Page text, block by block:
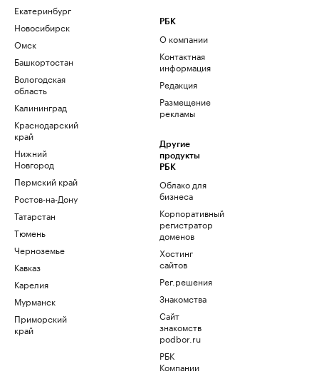
Екатеринбург
Новосибирск
Омск
Башкортостан
Вологодская
область
Калининград
Краснодарский
край
Нижний
Новгород
Пермский край
Ростов-на-Дону
Татарстан
Тюмень
Черноземье
Кавказ
Карелия
Мурманск
Приморский
край
РБК
О компании
Контактная
информация
Редакция
Размещение
рекламы
Другие
продукты
РБК
Облако для
бизнеса
Корпоративный
регистратор
доменов
Хостинг
сайтов
Рег.решения
Знакомства
Сайт
знакомств
podbor.ru
РБК
Компании